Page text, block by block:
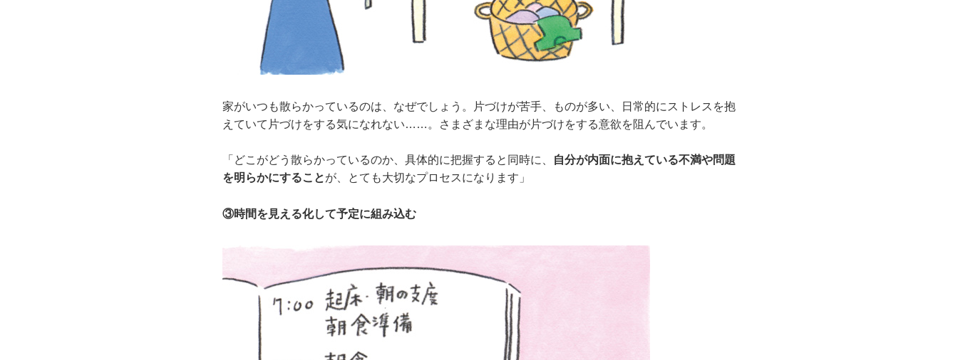
家がいつも散らかっているのは、なぜでしょう。片づけが苦手、ものが多い、日常的にストレスを抱
えていて片づけをする気になれない……。さまざまな理由が片づけをする意欲を阻んでいます。
「どこがどう散らかっているのか、具体的に把握すると同時に、
自分が内面に抱えている不満や問題
を明らかにすることが、とても大切なプロセスになります」
③時間を見える化して予定に組み込む